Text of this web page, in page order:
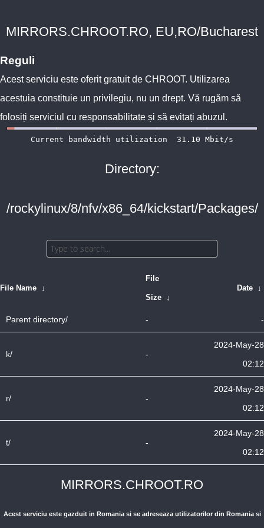
MIRRORS.CHROOT.RO, EU,RO/Bucharest
Reguli
Acest serviciu este oferit gratuit de CHROOT. Utilizarea
acestuia constituie un privilegiu, nu un drept. Vă rugăm să
folosiți serviciul cu responsabilitate și să evitați abuzul.
Directory:
/rockylinux/8/nfv/x86_64/kickstart/Packages/
File Name ↓
File
Size ↓
Date ↓
Parent directory/ - -
k/ -
2024-May-28
02:12
r/ -
2024-May-28
02:12
t/ -
2024-May-28
02:12
MIRRORS.CHROOT.RO
Acest serviciu este gazduit in Romania si se adreseaza utilizatorilor din Romania si